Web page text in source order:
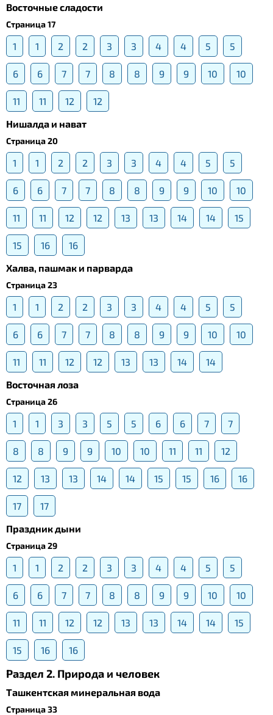
Восточные сладости
Страница 17
1 1 2 2 3 3 4 4 5 5
6 6 7 7 8 8 9 9 10 10
11 11 12
12
Нишалда и нават
Страница 20
1 1 2 2 3 3 4 4 5 5
6 6 7 7 8 8 9 9 10 10
11 11 12 12 13 13 14 14 15
15 16
16
Халва, пашмак и парварда
Страница 23
1 1 2 2 3 3 4 4 5 5
6 6 7 7 8 8 9 9 10 10
11 11 12 12 13 13 14
14
Восточная лоза
Страница 26
1 1 3 3 5 5 6 6 7 7
8 8 9 9 10 10 11 11 12
12 13 13 14 14 15 15 16 16
17
17
Праздник дыни
Страница 29
1 1 2 2 3 3 4 4 5 5
6 6 7 7 8 8 9 9 10 10
11 11 12 12 13 13 14 14 15
15 16 16
Раздел 2. Природа и человек
Ташкентская минеральная вода
Страница 33